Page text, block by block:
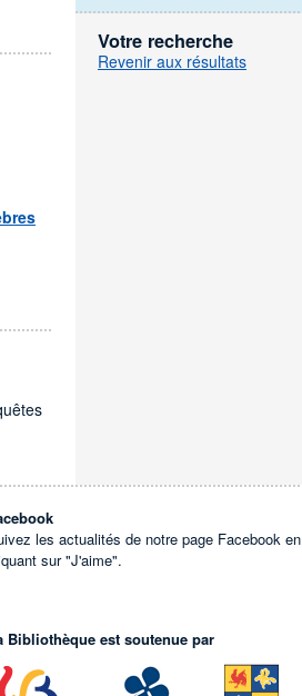
Votre recherche
Revenir aux résultats
les actualités de notre page Facebook en
sur "J'aime".
Bibliothèque est soutenue par